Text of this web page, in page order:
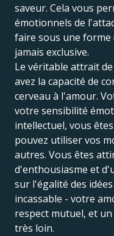
saveur. Cela vous
émotionnels de
faire sous une forme
jamais exclusive.
Le véritable attrait de
avez la capacité de
cerveau à l'amour.
votre sensibilité
intellectuel, vous
pouvez utiliser vos
autres. Vous êtes
d'enthousiasme et
sur l'égalité des
incassable - votre
respect mutuel, et un
très loin.